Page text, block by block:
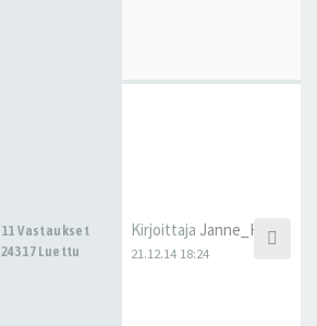
11 Vastaukset
24317 Luettu
Kirjoittaja Janne_H
21.12.14 18:24